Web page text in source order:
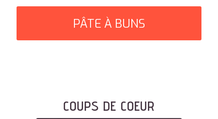
PÂTE À BUNS
COUPS DE COEUR